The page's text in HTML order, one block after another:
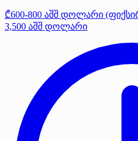
₾600-800 აშშ დოლარი
3,500 აშშ დოლარი